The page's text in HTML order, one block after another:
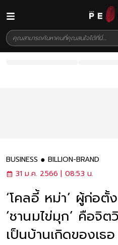
BUSINESS
BILLION-BRAND
31 ม.ค. 2566 | 08:53 น.
‘โคลอี้ หม่า’ ผู้ก่อตั้
‘ชานมไข่มุก’ คือจิ
เป็นบ้านเกิดของเธอ